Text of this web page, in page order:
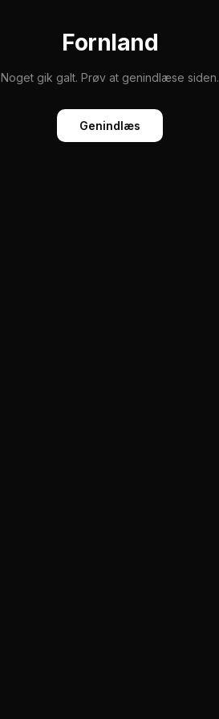
Fornland
Noget gik galt. Prøv at genindlæse siden.
Genindlæs